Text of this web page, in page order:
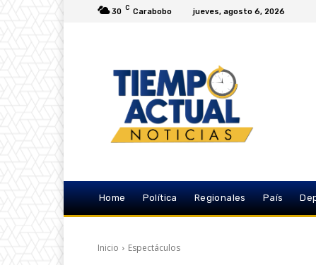
30 C Carabobo jueves, agosto 6, 2026
Home Política Regionales País
Inicio Espectáculos